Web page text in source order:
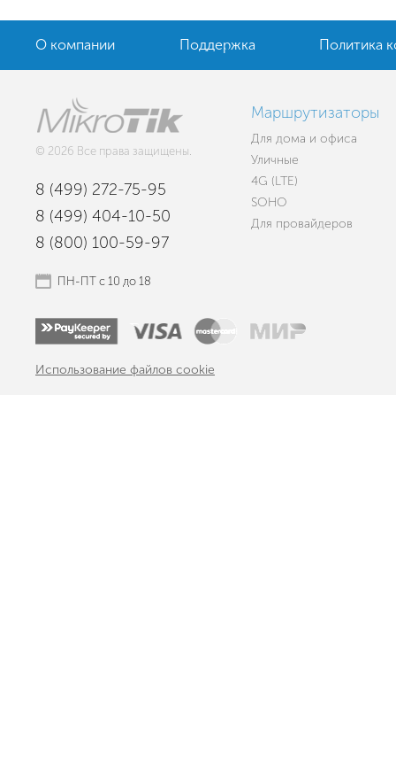
О компании Поддержка Политика
© 2026 Все права защищены.
8 (499) 272-75-95
8 (499) 404-10-50
8 (800) 100-59-97
ПН-ПТ с 10 до 18
Маршрутизаторы
Для дома и офиса
Уличные
4G (LTE)
SOHO
Для провайдеров
Использование файлов cookie